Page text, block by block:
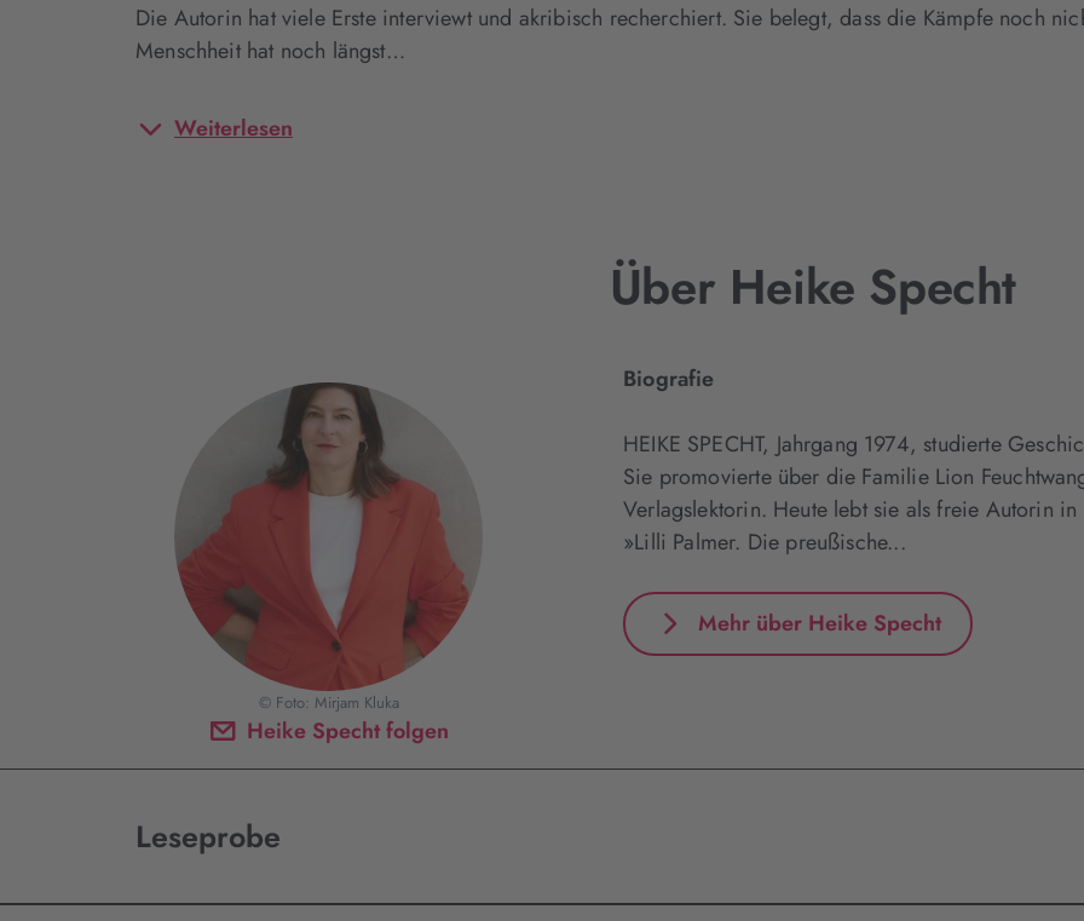
Die Autorin hat viele Erste interviewt und akribisch recherchiert. Sie belegt, dass die Kämpfe noch
Menschheit hat noch längst…
Weiterlesen
Über Heike Specht
Heike Specht folgen
© Foto: Mirjam Kluka
Biografie
HEIKE SPECHT, Jahrgang 1974, studierte
Sie promovierte über die Familie Lion
Verlagslektorin. Heute lebt sie als freie Autorin
»Lilli Palmer. Die preußische...
Mehr über Heike Specht
Leseprobe